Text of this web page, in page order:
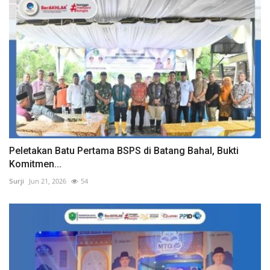
Peletakan Batu Pertama BSPS di Batang Bahal, Bukti
Komitmen...
Surji Jun 21, 2026 54